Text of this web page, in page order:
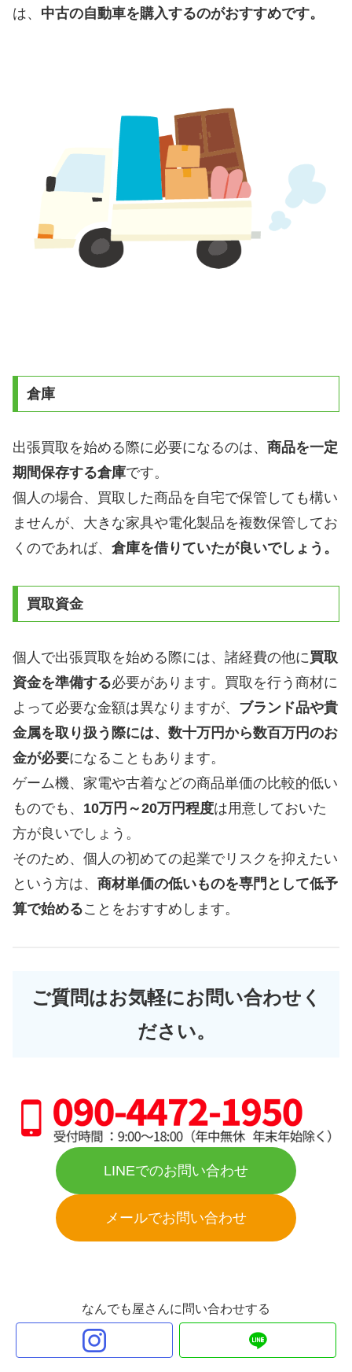
は、 中古の自動車を購入するのがおすすめです。
倉庫
出張買取を始める際に必要になるのは、 商品を一定
期間保存する倉庫です。
個人の場合、買取した商品を自宅で保管しても構い
ませんが、大きな家具や電化製品を複数保管してお
くのであれば、 倉庫を借りていたが良いでしょう。
買取資金
個人で出張買取を始める際には、諸経費の他に買取
資金を準備する必要があります。買取を行う商材に
よって必要な金額は異なりますが、 ブランド品や貴
金属を取り扱う際には、数十万円から数百万円のお
金が必要になることもあります。
ゲーム機、家電や古着などの商品単価の比較的低い
ものでも、 10万円～20万円程度は用意しておいた
方が良いでしょう。
そのため、個人の初めての起業でリスクを抑えたい
という方は、 商材単価の低いものを専門として低予
算で始めることをおすすめします。
ご質問はお気軽にお問い合わせく
ださい。
LINEでのお問い合わせ
メールでお問い合わせ
なんでも屋さんに問い合わせする